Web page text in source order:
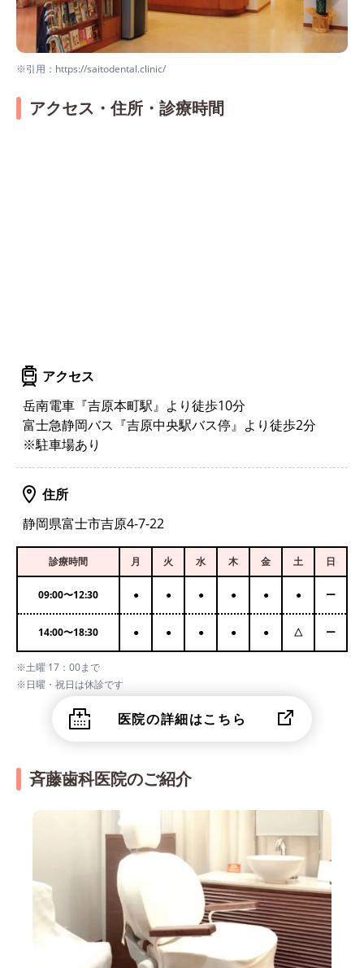
※引用：https://saitodental.clinic/
アクセス・住所・診療時間
アクセス
岳南電車『吉原本町駅』より徒歩10分
富士急静岡バス『吉原中央駅バス停』より徒歩2分
※駐車場あり
住所
静岡県富士市吉原4-7-22
診療時間 月 火 水 木 金 土 日
09:00〜12:30 ● ● ● ● ● ● ー
14:00〜18:30 ● ● ● ● ● △ ー
※土曜 17：00まで
※日曜・祝日は休診です
医院の詳細はこちら
斉藤歯科医院のご紹介